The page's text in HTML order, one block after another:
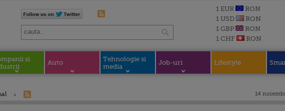
1 EUR
RON
1 USD
RON
1 GBP
RON
1 CHF
RON
si
Auto
Tehnologie si
media
Job-uri Lifestyle
14